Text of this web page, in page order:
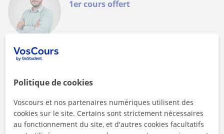
1er cours offert
Cours en ligne
Droit: Droit Fiscal, Droit Civil
Titulaire d'un Master 2 en Droit Privé,
Intervenant en Faculté de Droit/Économie
Mon but est clair et simple, je l'applique avec mes élèves en
Faculté/École lors de chaque cours.J'applique cette méthode
Politique de cookies
Voscours et nos partenaires numériques utilisent des
cookies sur le site. Certains sont strictement nécessaires
au fonctionnement du site, et d'autres cookies facultatifs